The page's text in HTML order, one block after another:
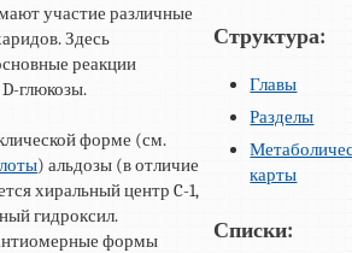
участие различные
Здесь
реакции
глюкозы.
форме (см.
) альдозы (в отличие
хиральный центр C-1,
гидроксил.
формы
Структура:
Главы
Разделы
карты
Списки: